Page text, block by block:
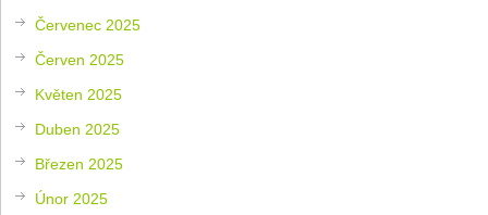
Červenec 2025
Červen 2025
Květen 2025
Duben 2025
Březen 2025
Únor 2025